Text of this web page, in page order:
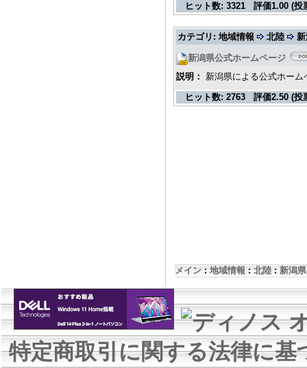
ヒット数: 3321 評価1.00 (投
カテゴリ: 地域情報 北陸
新潟県公式ホームページ
説明：
新潟県による公式ホーム
ヒット数: 2763 評価2.50 (投
メイン : 地域情報 : 北陸 : 新潟県
特定商取引に関する法律に基